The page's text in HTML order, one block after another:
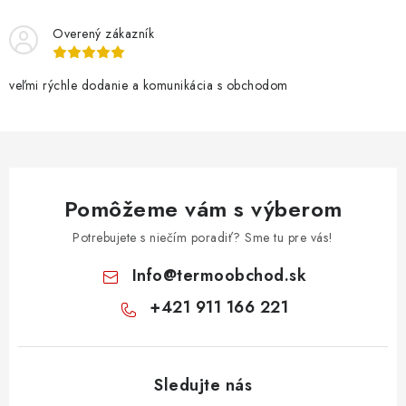
Overený zákazník
veľmi rýchle dodanie a komunikácia s obchodom
Pomôžeme vám s výberom
Potrebujete s niečím poradiť? Sme tu pre vás!
Info@termoobchod.sk
+421 911 166 221